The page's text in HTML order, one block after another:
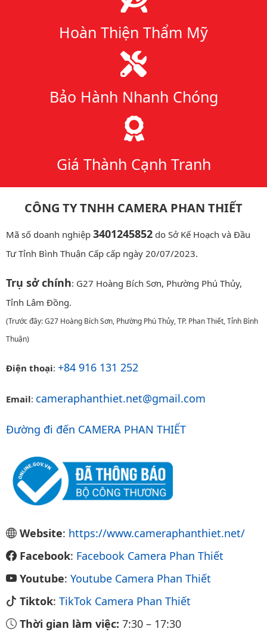
Hoàn Thiện Thẩm Mỹ
Bảo Hành Nhanh Chóng
Giá Thành Cạnh Tranh
CÔNG TY TNHH CAMERA PHAN THIẾT
Mã số doanh nghiệp 3401245852 do Sở Kế Hoạch và Đầu
Tư Tỉnh Bình Thuận Cấp cấp ngày 20/07/2023.
Trụ sở chính: G27 Hoàng Bích Sơn, Phường Phú Thủy,
Tỉnh Lâm Đồng.
(Trước đây: G27 Hoàng Bích Sơn, Phường Phú Thủy, TP. Phan Thiết, Tỉnh Bình
Thuận)
Điện thoại: +84 916 131 252
Email: cameraphanthiet.net@gmail.com
Đường đi đến CAMERA PHAN THIẾT
Website: https://www.cameraphanthiet.net/
Facebook: Facebook Camera Phan Thiết
Youtube: Youtube Camera Phan Thiết
Tiktok: TikTok Camera Phan Thiết
Thời gian làm việc: 7:30 – 17:30